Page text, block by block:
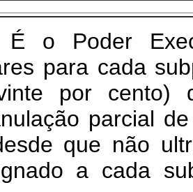
o Poder
para cada
por cento)
parcial
que não
a cada